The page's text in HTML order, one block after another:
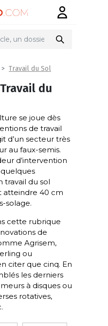
Travail du Sol
du
se joue dès
de travail
d’un secteur très
au faux-semis.
d’intervention
travail du sol
atteindre 40 cm
solage.
cette rubrique
de
Agrisem,
ou
citer que cinq. En
les derniers
à disques ou
rotatives,